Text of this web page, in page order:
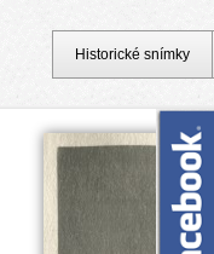
Historické snímky